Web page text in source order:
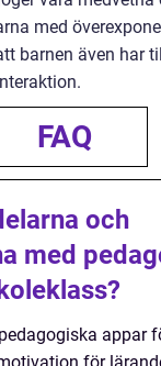
med
barnen även har
FAQ
och
med
appar
för